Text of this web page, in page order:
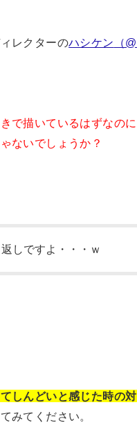
レクターのハシケン （
で描いているはずなの
ないでしょうか？
しですよ・・・ｗ
しんどいと感じた時の
みてください。